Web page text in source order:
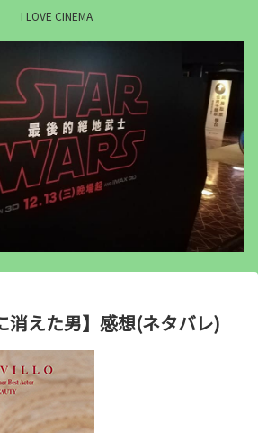
I LOVE CINEMA
消えた男】感想(ネタバレ)